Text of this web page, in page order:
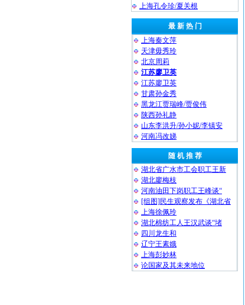
上海孔令珍/夏关根
最 新 热 门
上海秦文萍
天津毋秀玲
北京周莉
江苏廖卫英
江苏廖卫英
甘肃孙金秀
黑龙江贾瑞峰/贾俊伟
陕西孙礼静
山东李洪升/孙小妮/李镇安
河南冯改娣
随 机 推 荐
湖北省广水市工会职工王新
湖北廖梅枝
河南油田下岗职工王峰谈“
[组图]民生观察发布《湖北省
上海徐佩玲
湖北棉纺工人王汉武谈“堵
四川龙生和
辽宁王素娥
上海彭妙林⁩
论国家及其未来地位